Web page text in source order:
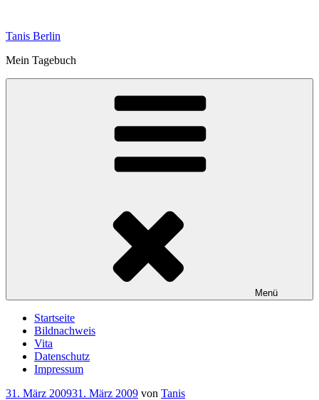
springen
Tanis Berlin
Mein Tagebuch
Menü
Startseite
Bildnachweis
Vita
Datenschutz
Impressum
Veröffentlicht
31. März 200931. März 2009 von Tanis